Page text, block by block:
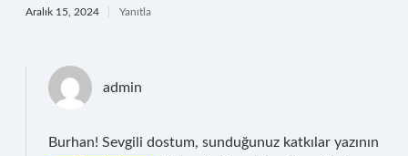
Aralık 15, 2024 Yanıtla
admin
Burhan! Sevgili dostum, sunduğunuz katkılar yazının